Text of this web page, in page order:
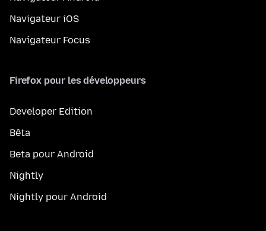
Navigateur iOS
Navigateur Focus
Firefox pour les développeurs
Developer Edition
Bêta
Beta pour Android
Nightly
Nightly pour Android